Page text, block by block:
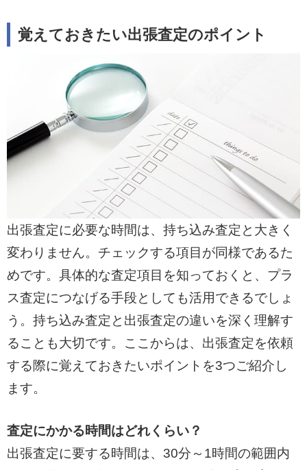
覚えておきたい出張査定のポイント
出張査定に必要な時間は、持ち込み査定と大きく
変わりません。チェックする項目が同様であるた
めです。具体的な査定項目を知っておくと、プラ
ス査定につなげる手段としても活用できるでしょ
う。持ち込み査定と出張査定の違いを深く理解す
ることも大切です。ここからは、出張査定を依頼
する際に覚えておきたいポイントを3つご紹介し
ます。
査定にかかる時間はどれくらい？
出張査定に要する時間は、30分～1時間の範囲内